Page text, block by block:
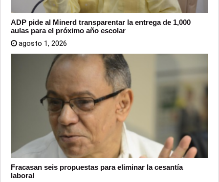
ADP pide al Minerd transparentar la entrega de 1,000
aulas para el próximo año escolar
agosto 1, 2026
Fracasan seis propuestas para eliminar la cesantía
laboral